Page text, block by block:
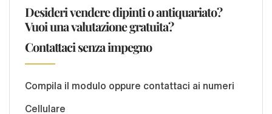
Desideri vendere dipinti o antiquariato?
Vuoi una valutazione gratuita?
Contattaci senza impegno
Compila il modulo oppure contattaci ai numeri
Cellulare